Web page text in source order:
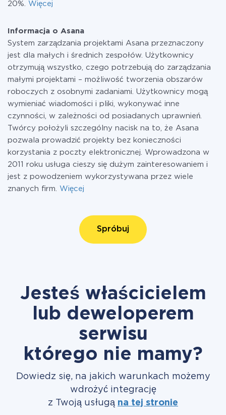
20%. Więcej
Informacja o Asana
System zarządzania projektami Asana przeznaczony
jest dla małych i średnich zespołów. Użytkownicy
otrzymują wszystko, czego potrzebują do zarządzania
małymi projektami – możliwość tworzenia obszarów
roboczych z osobnymi zadaniami. Użytkownicy mogą
wymieniać wiadomości i pliki, wykonywać inne
czynności, w zależności od posiadanych uprawnień.
Twórcy położyli szczególny nacisk na to, że Asana
pozwala prowadzić projekty bez konieczności
korzystania z poczty elektronicznej. Wprowadzona w
2011 roku usługa cieszy się dużym zainteresowaniem i
jest z powodzeniem wykorzystywana przez wiele
znanych firm. Więcej
Spróbuj
Jesteś właścicielem
lub deweloperem
serwisu
którego nie mamy?
Dowiedz się, na jakich warunkach możemy
wdrożyć integrację
z Twoją usługą na tej stronie